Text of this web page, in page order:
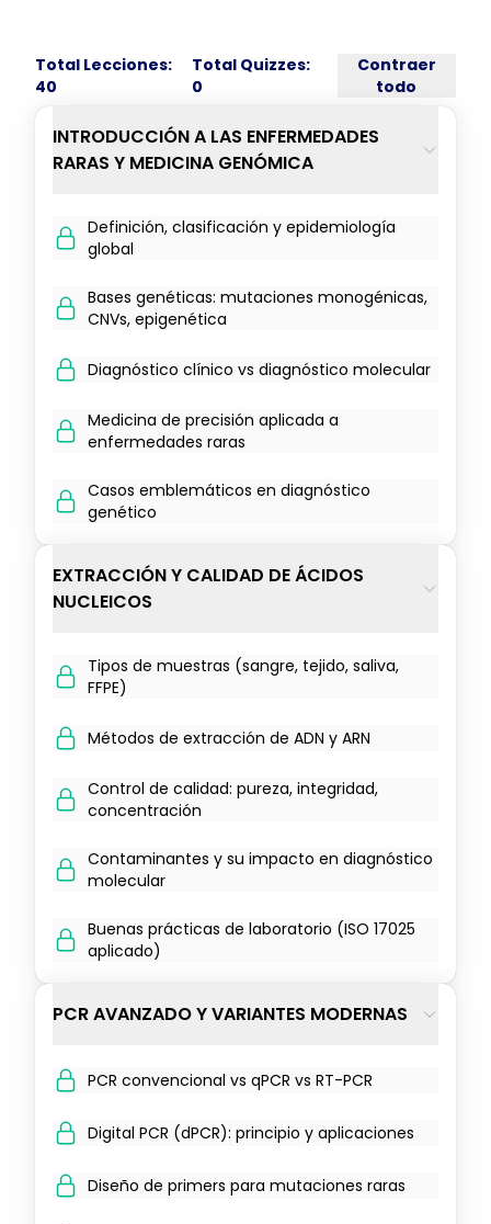
Total Lecciones:
40
Total Quizzes:
0
Contraer
todo
INTRODUCCIÓN A LAS ENFERMEDADES
RARAS Y MEDICINA GENÓMICA
Definición, clasificación y epidemiología
global
Bases genéticas: mutaciones monogénicas,
CNVs, epigenética
Diagnóstico clínico vs diagnóstico molecular
Medicina de precisión aplicada a
enfermedades raras
Casos emblemáticos en diagnóstico
genético
EXTRACCIÓN Y CALIDAD DE ÁCIDOS
NUCLEICOS
Tipos de muestras (sangre, tejido, saliva,
FFPE)
Métodos de extracción de ADN y ARN
Control de calidad: pureza, integridad,
concentración
Contaminantes y su impacto en diagnóstico
molecular
Buenas prácticas de laboratorio (ISO 17025
aplicado)
PCR AVANZADO Y VARIANTES MODERNAS
PCR convencional vs qPCR vs RT-PCR
Digital PCR (dPCR): principio y aplicaciones
Diseño de primers para mutaciones raras